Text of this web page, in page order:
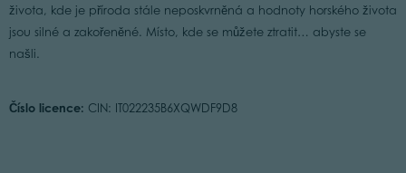
života, kde je příroda stále neposkvrněná a hodnoty horského života
jsou silné a zakořeněné. Místo, kde se můžete ztratit… abyste se
našli.
Číslo licence: CIN: IT022235B6XQWDF9D8